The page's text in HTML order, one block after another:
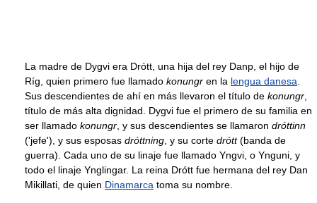
La madre de Dygvi era Drótt, una hija del rey Danp, el hijo de
Ríg, quien primero fue llamado konungr en la lengua danesa
Sus descendientes de ahí en más llevaron el título de konungr
título de más alta dignidad. Dygvi fue el primero de su familia en
ser llamado konungr , y sus descendientes se llamaron dróttinn
('jefe'), y sus esposas dróttning , y su corte drótt(banda de
guerra). Cada uno de su linaje fue llamado Yngvi, o Ynguni, y
todo el linaje Ynglingar. La reina Drótt fue hermana del rey Dan
Mikillati, de quien Dinamarca toma su nombre.